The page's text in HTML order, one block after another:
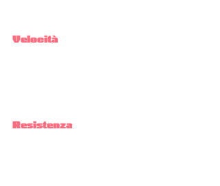
Velocità
Resistenza